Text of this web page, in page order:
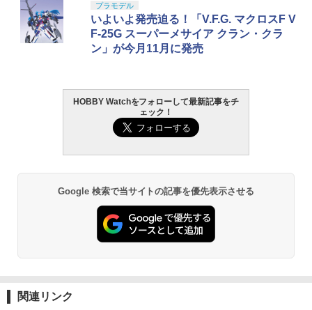
ングレンジ
￥690
リターンスプリング Hi-CAPA/1911◆マ
ルイ ガスブロ ハイキャパ/MEU/ガバ対応
180％強化レート 動作安定化に
【軽量ハードケース】MILITARY-BASE
(ミリタリーベース)ABS ハンドガン キャ
リングハードガンケース 29cm BK◆ハ
ードケース/ガンケース/ガンバッグ
￥1,280
用 緊急時 地震対策 台風対策 新生活 まと
め買い /60N◇ LAZOS:単4乾電池
￥350
【複数購入で3％OFF】ドローン予備プ
ロペラ2セット 8枚 羽 予備プロペラ ポケ
ットドローン専用 h030-32専用 ドローン
プロペラ プロペラ単体 子供の日 母の日
料無料 即納 ラッピング可
【送料無料】ラジコン バッテリー USB
充電ケーブル 2個セット 3.7V 充電池 充
1
TAMASHII NATIONS オリジン・オブ・
バルキリー 超時空要塞マクロス VF-1J
バルキリー45th Anniv. 約225mm ABS&
ダイキャスト製 塗装済み可動フィギュア
TAMASHII NATIONS S.H.フィギュアー
ツ 呪術廻戦 伏黒甚爾 約155mm PVC&A
TAMASHII NATIONS S.H.フィギュアー
ツ 攻殻機動隊 THE GHOST IN THE SHE
LL 草薙素子 約140mm PVC&ABS製 塗
1
タカラトミー(TAKARA TOMY) T-SPAR
K REALIZE MODEL リアライズモデル Z
OIDS ゾイド RMZ-025 ライガーゼロフ
ァルコン (ZBF) 色分け済み プラキット
壽屋(KOTOBUKIYA) フレームアーム
ズ・ガール ドゥルガーI〈Bunny Styl
デル
Blokees スター ウォーズ マンダロリア
ン&グローグー CC05 ディン ジャリン&
1
東京マルイ(TOKYO MARUI) No.25 コル
ト ガバメント HG 18歳以上エアーHOP
ハンドガン
￥3,384
東京マルイ (TOKYO MARUI) ガスブロー
バックマシンガン No.14 20式 5.56mm
小銃 18歳以上 ガスブローバック
￥190,000
東京マルイ(TOKYO MARUI) No.21 H&K
USP HG 18歳以上エアーHOPハンドガン
￥3,409
4
1
GSIクレオス Mr.トップコート 水性プレ
ミアムトップコートスプレー 光沢 88ml
ホビー用仕上材 B601
￥748
LOCTITE(ロックタイト) シールはがし
プレミアム 220ml
タミヤ クラフトツールシリーズ No.123
先細薄刃ニッパー (ゲートカット用) プラ
モデル用工具 74123
プラモデル
いよいよ発売迫る！「V.F.G. マクロスF V
F-25G スーパーメサイア クラン・クラ
ン」が今月11月に発売
HOBBY Watchをフォローして最新記事をチ
ェック！
Google 検索で当サイトの記事を優先表示させる
関連リンク